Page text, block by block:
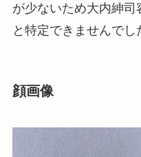
が少ないため大内紳
と特定できませんでし
顔画像